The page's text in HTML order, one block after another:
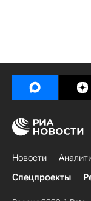
Новости
Спецпроекты